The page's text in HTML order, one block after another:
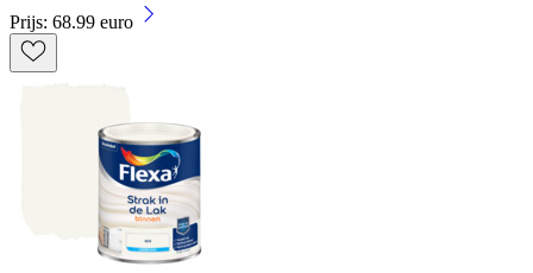
Prijs: 68.99 euro